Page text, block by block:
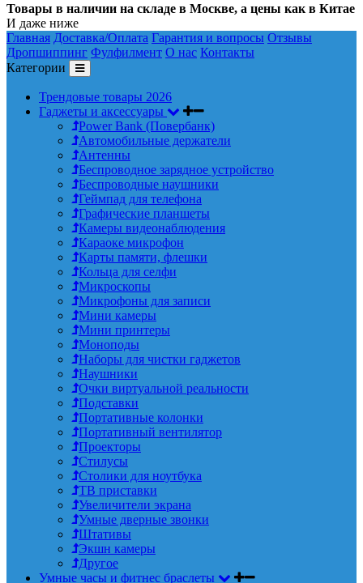
Товары в наличии на складе в Москве, а цены как в Китае
И даже ниже
Главная Доставка/Оплата Гарантия и вопросы Отзывы
Дропшиппинг Фулфилмент О нас Контакты
Категории
Трендовые товары 2026
Гаджеты и аксессуары
Power Bank (Повербанк)
Автомобильные держатели
Антенны
Беспроводное зарядное устройство
Беспроводные наушники
Геймпад для телефона
Графические планшеты
Камеры видеонаблюдения
Караоке микрофон
Карты памяти, флешки
Кольца для селфи
Микроскопы
Микрофоны для записи
Мини камеры
Мини принтеры
Моноподы
Наборы для чистки гаджетов
Наушники
Очки виртуальной реальности
Подставки
Портативные колонки
Портативный вентилятор
Проекторы
Стилусы
Столики для ноутбука
ТВ приставки
Увеличители экрана
Умные дверные звонки
Штативы
Экшн камеры
Другое
Умные часы и фитнес браслеты